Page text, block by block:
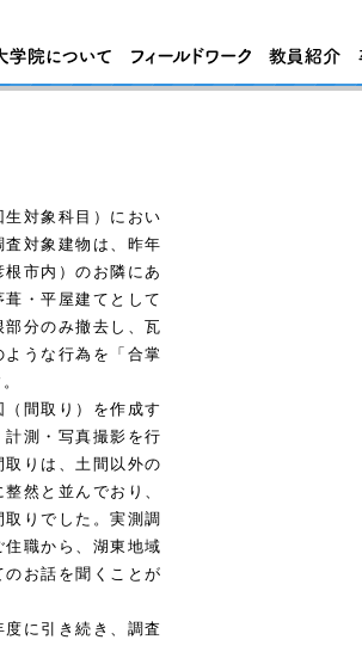
対象科目）におい
対象建物は、昨年
市内）のお隣にあ
・平屋建てとして
分のみ撤去し、瓦
うな行為を「合掌
間取り）を作成す
測・写真撮影を行
りは、土間以外の
然と並んでおり、
りでした。実測調
職から、湖東地域
お話を聞くことが
に引き続き、調査